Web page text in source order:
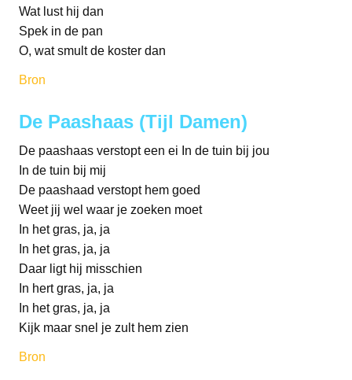
Wat lust hij dan
Spek in de pan
O, wat smult de koster dan
Bron
De Paashaas (Tijl Damen)
De paashaas verstopt een ei In de tuin bij jou
In de tuin bij mij
De paashaad verstopt hem goed
Weet jij wel waar je zoeken moet
In het gras, ja, ja
In het gras, ja, ja
Daar ligt hij misschien
In hert gras, ja, ja
In het gras, ja, ja
Kijk maar snel je zult hem zien
Bron